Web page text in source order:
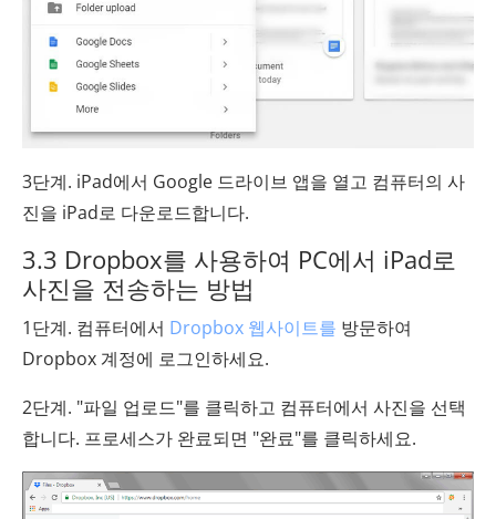
3단계. iPad에서 Google 드라이브 앱을 열고 컴퓨터의 사
진을 iPad로 다운로드합니다.
3.3 Dropbox를 사용하여 PC에서 iPad로
사진을 전송하는 방법
1단계. 컴퓨터에서 Dropbox 웹사이트를 방문하여
Dropbox 계정에 로그인하세요.
2단계. "파일 업로드"를 클릭하고 컴퓨터에서 사진을 선택
합니다. 프로세스가 완료되면 "완료"를 클릭하세요.